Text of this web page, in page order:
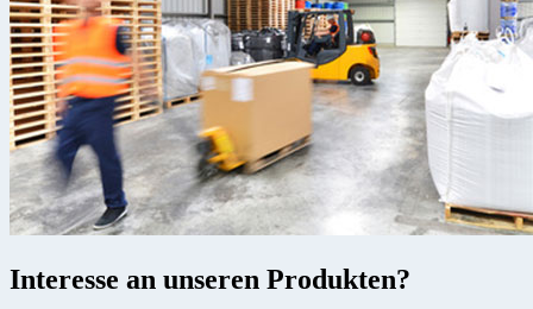
Interesse an unseren Produkten?